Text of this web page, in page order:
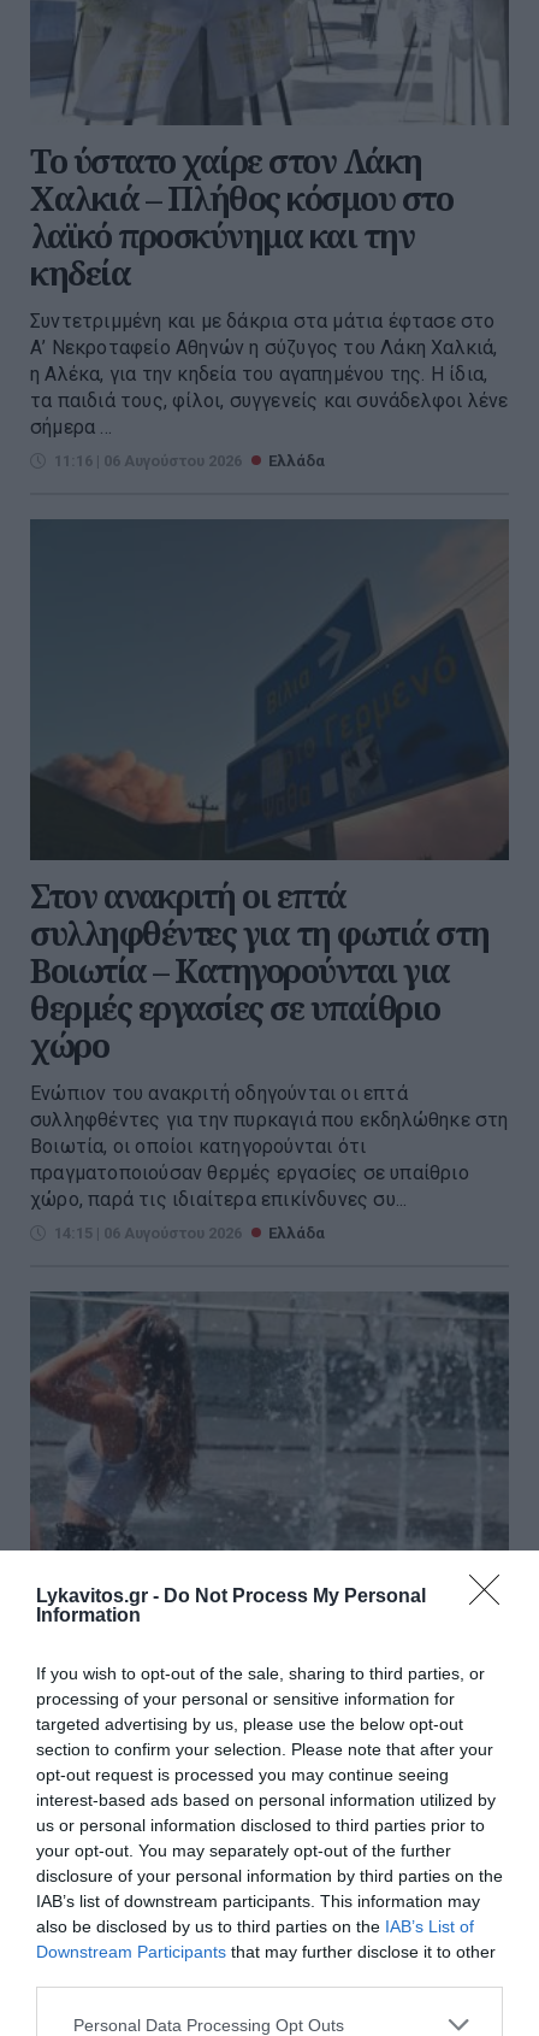
Lykavitos.gr - Do Not Process My Personal
Information
If you wish to opt-out of the sale, sharing to third parties, or
processing of your personal or sensitive information for
targeted advertising by us, please use the below opt-out
section to confirm your selection. Please note that after your
opt-out request is processed you may continue seeing
interest-based ads based on personal information utilized by
us or personal information disclosed to third parties prior to
your opt-out. You may separately opt-out of the further
disclosure of your personal information by third parties on the
IAB’s list of downstream participants. This information may
also be disclosed by us to third parties on the IAB’s List of
Downstream Participants that may further disclose it to other
Please note that this website/app uses one or more Google
Personal Data Processing Opt Outs
Το ύστατο χαίρε στον Λάκη
Χαλκιά – Πλήθος κόσμου στο
λαϊκό προσκύνημα και την
κηδεία
Συντετριμμένη και με δάκρια στα μάτια έφτασε στο
Α’ Νεκροταφείο Αθηνών η σύζυγος του Λάκη Χαλκιά,
η Αλέκα, για την κηδεία του αγαπημένου της. Η ίδια,
τα παιδιά τους, φίλοι, συγγενείς και συνάδελφοι λένε
σήμερα ...
11:16 | 06 Αυγούστου 2026 Ελλάδα
Στον ανακριτή οι επτά
συλληφθέντες για τη φωτιά στη
Βοιωτία – Κατηγορούνται για
θερμές εργασίες σε υπαίθριο
χώρο
Ενώπιον του ανακριτή οδηγούνται οι επτά
συλληφθέντες για την πυρκαγιά που εκδηλώθηκε στη
Βοιωτία, οι οποίοι κατηγορούνται ότι
πραγματοποιούσαν θερμές εργασίες σε υπαίθριο
χώρο, παρά τις ιδιαίτερα επικίνδυνες συ...
14:15 | 06 Αυγούστου 2026 Ελλάδα
Καιρός: Ανεβαίνει η
θερμοκρασία – Έρχεται τριήμερο
ζέστης με 40άρια από το Σάββατο
Αισθητή άνοδο θα παρουσιάσει η θερμοκρασία από
σήμερα, ενώ από το Σάββατο έως και τη Δευτέρα
αναμένεται νέο τριήμερο έντονης ζέστης, με τον
υδράργυρο να αγγίζει τοπικά ακόμη και τους 40
βαθμούς Κελσίου. Την ίδι...
11:30 | 06 Αυγούστου 2026 Ελλάδα